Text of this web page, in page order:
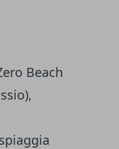
Beach